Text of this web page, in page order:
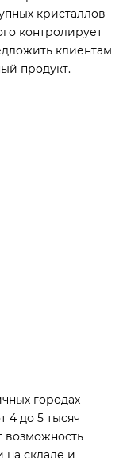
кристаллов
контролирует
клиентам
продукт.
городах
4 до 5 тысяч
возможность
складе и